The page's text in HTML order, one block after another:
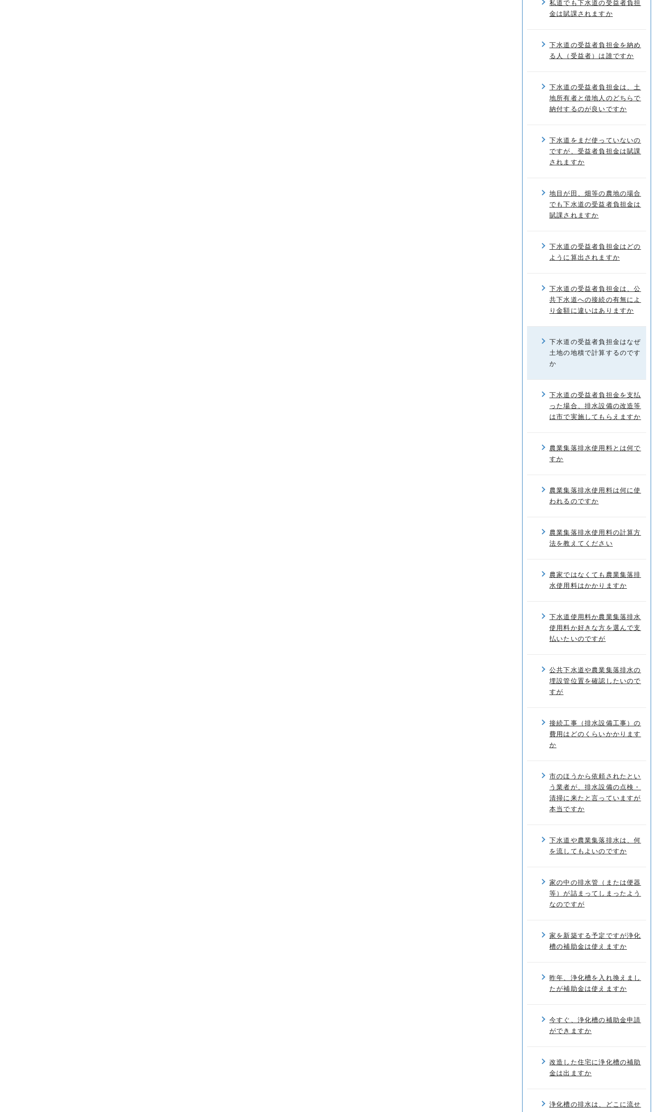
私道でも下水道の受益者負担
金は賦課されますか
下水道の受益者負担金を納め
る人（受益者）は誰ですか
下水道の受益者負担金は、土
地所有者と借地人のどちらで
納付するのが良いですか
下水道をまだ使っていないの
ですが、受益者負担金は賦課
されますか
地目が田、畑等の農地の場合
でも下水道の受益者負担金は
賦課されますか
下水道の受益者負担金はどの
ように算出されますか
下水道の受益者負担金は、公
共下水道への接続の有無によ
り金額に違いはありますか
下水道の受益者負担金はなぜ
土地の地積で計算するのです
か
下水道の受益者負担金を支払
った場合、排水設備の改造等
は市で実施してもらえますか
農業集落排水使用料とは何で
すか
農業集落排水使用料は何に使
われるのですか
農業集落排水使用料の計算方
法を教えてください
農家ではなくても農業集落排
水使用料はかかりますか
下水道使用料か農業集落排水
使用料か好きな方を選んで支
払いたいのですが
公共下水道や農業集落排水の
埋設管位置を確認したいので
すが
接続工事（排水設備工事）の
費用はどのくらいかかります
か
市のほうから依頼されたとい
う業者が、排水設備の点検・
清掃に来たと言っていますが
本当ですか
下水道や農業集落排水は、何
を流してもよいのですか
家の中の排水管（または便器
等）が詰まってしまったよう
なのですが
家を新築する予定ですが浄化
槽の補助金は使えますか
昨年、浄化槽を入れ換えまし
たが補助金は使えますか
今すぐ、浄化槽の補助金申請
ができますか
改造した住宅に浄化槽の補助
金は出ますか
浄化槽の排水は、どこに流せ